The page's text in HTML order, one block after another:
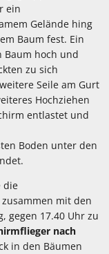
ein
Gelände hing
Baum fest. Ein
Baum hoch und
zu sich
Seile am Gurt
Hochziehen
entlastet und
Boden unter den
die
mit den
gegen 17.40 Uhr zu
nach
in den Bäumen